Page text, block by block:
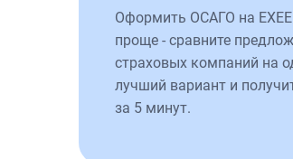
Оформить ОСАГО на
проще - сравните
страховых компаний на
лучший вариант и
за 5 минут.